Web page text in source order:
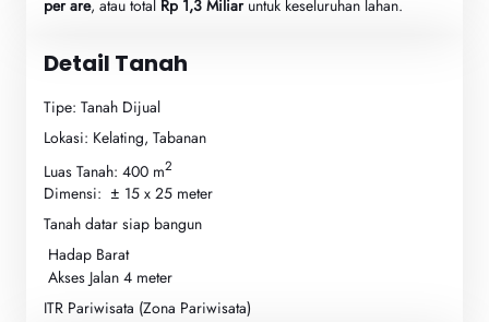
per are, atau total Rp 1,3 Miliaruntuk keseluruhan lahan.
Detail Tanah
Tipe: Tanah Dijual
Lokasi: Kelating, Tabanan
Luas Tanah: 400 m2
Dimensi: ± 15 x 25 meter
Tanah datar siap bangun
Hadap Barat
Akses Jalan 4 meter
ITR Pariwisata (Zona Pariwisata)